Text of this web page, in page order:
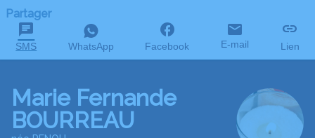
Partager
SMS WhatsApp Facebook E-mail Lien
Marie Fernande
BOURREAU